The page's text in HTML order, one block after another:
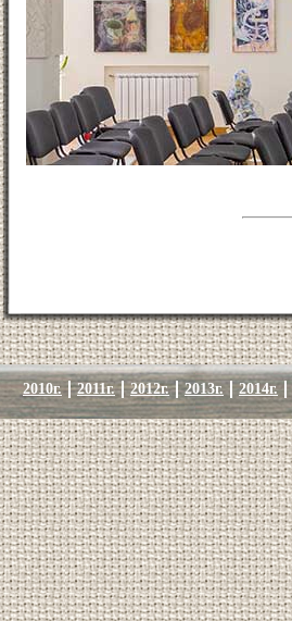
2010г. 2011г. 2012г. 2013г. 2014г.